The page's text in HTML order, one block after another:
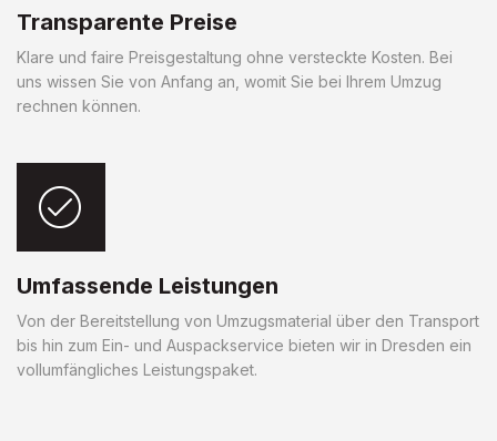
Transparente Preise
Klare und faire Preisgestaltung ohne versteckte Kosten. Bei
uns wissen Sie von Anfang an, womit Sie bei Ihrem Umzug
rechnen können.
Umfassende Leistungen
Von der Bereitstellung von Umzugsmaterial über den Transport
bis hin zum Ein- und Auspackservice bieten wir in Dresden ein
vollumfängliches Leistungspaket.